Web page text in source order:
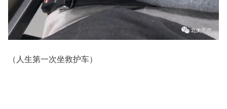
（人生第一次坐救护车）